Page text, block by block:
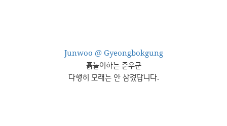
Junwoo @ Gyeongbokgung
흙놀이하는 준우군
다행히 모래는 안 삼켰답니다.